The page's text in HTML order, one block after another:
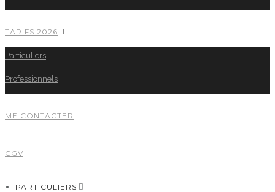
TARIFS 2026
Particuliers
Professionnels
ME CONTACTER
CGV
PARTICULIERS